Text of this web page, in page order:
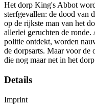
Het dorp King's Abbot
sterfgevallen: de dood van
op de rijkste man van het
allerlei geruchten de
politie ontdekt, worden
de dorpsarts. Maar voor de
die nog maar net in het
Details
Imprint